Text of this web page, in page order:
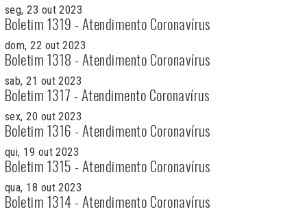
seg, 23 out 2023
Boletim 1319 - Atendimento Coronavírus
dom, 22 out 2023
Boletim 1318 - Atendimento Coronavírus
sab, 21 out 2023
Boletim 1317 - Atendimento Coronavírus
sex, 20 out 2023
Boletim 1316 - Atendimento Coronavírus
qui, 19 out 2023
Boletim 1315 - Atendimento Coronavírus
qua, 18 out 2023
Boletim 1314 - Atendimento Coronavírus